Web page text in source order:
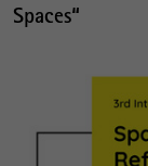
Spaces“